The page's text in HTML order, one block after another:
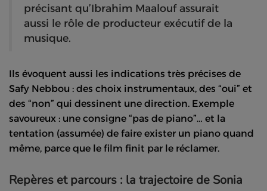
précisant qu’Ibrahim Maalouf assurait
aussi le rôle de producteur exécutif de la
musique.
Ils évoquent aussi les indications très précises de
Safy Nebbou : des choix instrumentaux, des “oui” et
des “non” qui dessinent une direction. Exemple
savoureux : une consigne “pas de piano”… et la
tentation (assumée) de faire exister un piano quand
même, parce que le film finit par le réclamer.
Repères et parcours : la trajectoire de Sonia